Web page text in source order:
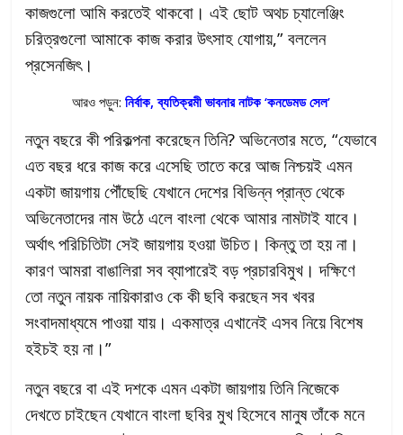
কাজগুলো আমি করতেই থাকবো। এই ছোট অথচ চ্যালেঞ্জিং
চরিত্রগুলো আমাকে কাজ করার উৎসাহ যোগায়,” বললেন
প্রসেনজিৎ।
আরও পড়ুন:নির্বাক, ব্যতিক্রমী ভাবনার নাটক ‘কনডেমড সেল’
নতুন বছরে কী পরিকল্পনা করেছেন তিনি? অভিনেতার মতে, “যেভাবে
এত বছর ধরে কাজ করে এসেছি তাতে করে আজ নিশ্চয়ই এমন
একটা জায়গায় পৌঁছেছি যেখানে দেশের বিভিন্ন প্রান্ত থেকে
অভিনেতাদের নাম উঠে এলে বাংলা থেকে আমার নামটাই যাবে।
অর্থাৎ পরিচিতিটা সেই জায়গায় হওয়া উচিত। কিন্তু তা হয় না।
কারণ আমরা বাঙালিরা সব ব্যাপারেই বড় প্রচারবিমুখ। দক্ষিণে
তো নতুন নায়ক নায়িকারাও কে কী ছবি করছেন সব খবর
সংবাদমাধ্যমে পাওয়া যায়। একমাত্র এখানেই এসব নিয়ে বিশেষ
হইচই হয় না।”
নতুন বছরে বা এই দশকে এমন একটা জায়গায় তিনি নিজেকে
দেখতে চাইছেন যেখানে বাংলা ছবির মুখ হিসেবে মানুষ তাঁকে মনে